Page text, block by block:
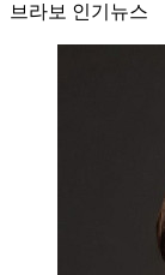
브라보 인기뉴스